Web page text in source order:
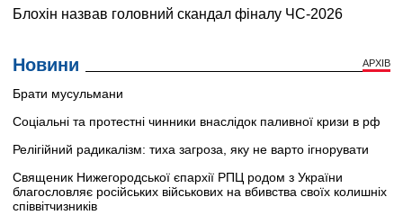
Новини АРХІВ
Брати мусульмани
Соціальні та протестні чинники внаслідок паливної кризи в рф
Релігійний радикалізм: тиха загроза, яку не варто ігнорувати
Священик Нижегородської єпархії РПЦ родом з України
благословляє російських військових на вбивства своїх колишніх
співвітчизників